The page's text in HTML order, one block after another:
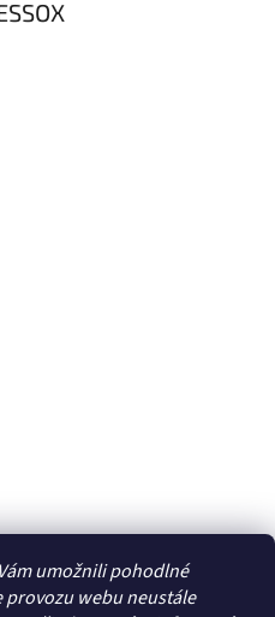
umožnili pohodlné
webu neustále